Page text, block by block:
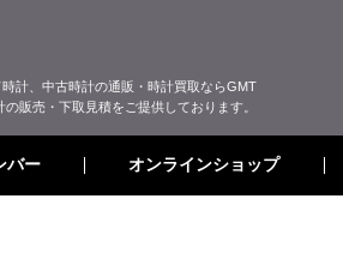
計、中古時計の通販・時計買取ならGMT
販売・下取見積をご提供しております。
バー オンラインショップ